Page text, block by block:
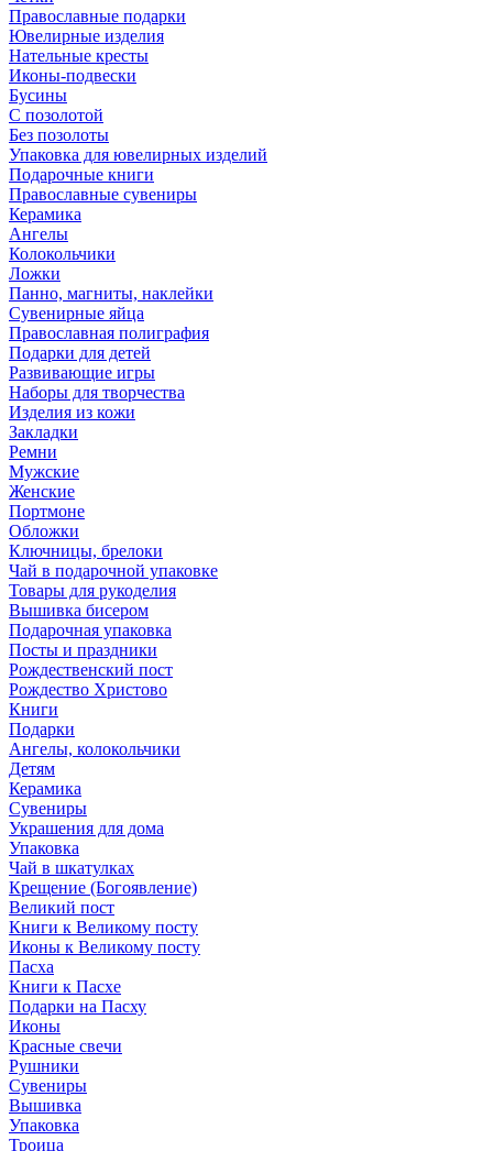
Православные подарки
Ювелирные изделия
Нательные кресты
Иконы-подвески
Бусины
С позолотой
Без позолоты
Упаковка для ювелирных изделий
Подарочные книги
Православные сувениры
Керамика
Ангелы
Колокольчики
Ложки
Панно, магниты, наклейки
Сувенирные яйца
Православная полиграфия
Подарки для детей
Развивающие игры
Наборы для творчества
Изделия из кожи
Закладки
Ремни
Мужские
Женские
Портмоне
Обложки
Ключницы, брелоки
Чай в подарочной упаковке
Товары для рукоделия
Вышивка бисером
Подарочная упаковка
Посты и праздники
Рождественский пост
Рождество Христово
Книги
Подарки
Ангелы, колокольчики
Детям
Керамика
Сувениры
Украшения для дома
Упаковка
Чай в шкатулках
Крещение (Богоявление)
Великий пост
Книги к Великому посту
Иконы к Великому посту
Пасха
Книги к Пасхе
Подарки на Пасху
Иконы
Красные свечи
Рушники
Сувениры
Вышивка
Упаковка
Троица